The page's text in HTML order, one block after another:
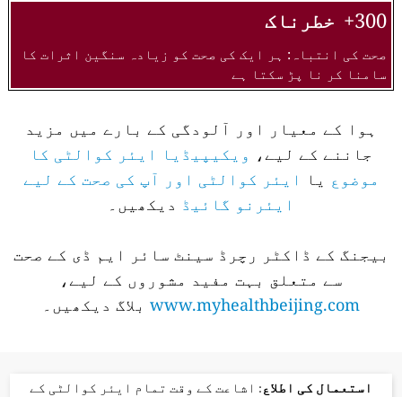
300+ خطرناک
صحت کی انتباہ: ہر ایک کی صحت کو زیادہ سنگین اثرات کا
سامنا کر نا پڑ سکتا ہے
ہوا کے معیار اور آلودگی کے بارے میں مزید
جاننے کے لیے، ویکیپیڈیا ایئر کوالٹی کا
موضوع یا
ایئر کوالٹی اور آپ کی صحت کے لیے
ایئرنو گائیڈ دیکھیں۔
بیجنگ کے ڈاکٹر رچرڈ سینٹ سائر ایم ڈی کے صحت
سے متعلق بہت مفید مشوروں کے لیے،
www.myhealthbeijing.com بلاگ دیکھیں۔
استعمال کی اطلاع: اشاعت کے وقت تمام ایئر کوالٹی کے